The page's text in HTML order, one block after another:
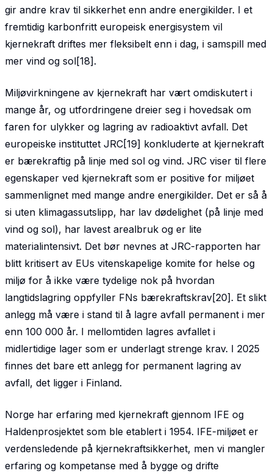
gir andre krav til sikkerhet enn andre energikilder. I et
fremtidig karbonfritt europeisk energisystem vil
kjernekraft driftes mer fleksibelt enn i dag, i samspill med
mer vind og sol[18].
Miljøvirkningene av kjernekraft har vært omdiskutert i
mange år, og utfordringene dreier seg i hovedsak om
faren for ulykker og lagring av radioaktivt avfall. Det
europeiske instituttet JRC[19] konkluderte at kjernekraft
er bærekraftig på linje med sol og vind. JRC viser til flere
egenskaper ved kjernekraft som er positive for miljøet
sammenlignet med mange andre energikilder. Det er så å
si uten klimagassutslipp, har lav dødelighet (på linje med
vind og sol), har lavest arealbruk og er lite
materialintensivt. Det bør nevnes at JRC-rapporten har
blitt kritisert av EUs vitenskapelige komite for helse og
miljø for å ikke være tydelige nok på hvordan
langtidslagring oppfyller FNs bærekraftskrav[20]. Et slikt
anlegg må være i stand til å lagre avfall permanent i mer
enn 100 000 år. I mellomtiden lagres avfallet i
midlertidige lager som er underlagt strenge krav. I 2025
finnes det bare ett anlegg for permanent lagring av
avfall, det ligger i Finland.
Norge har erfaring med kjernekraft gjennom IFE og
Haldenprosjektet som ble etablert i 1954. IFE-miljøet er
verdensledende på kjernekraftsikkerhet, men vi mangler
erfaring og kompetanse med å bygge og drifte